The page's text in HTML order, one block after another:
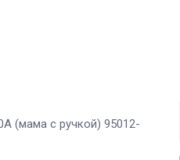
(мама с ручкой) 95012-